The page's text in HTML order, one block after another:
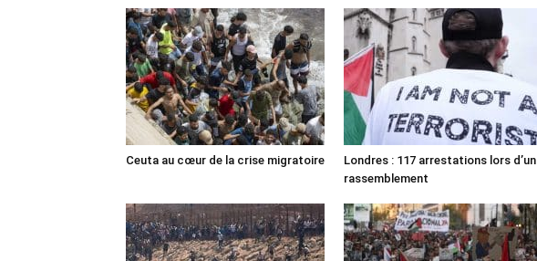
Ceuta au cœur de la crise migratoire
Londres : 117 arrestations lors d’un
rassemblement